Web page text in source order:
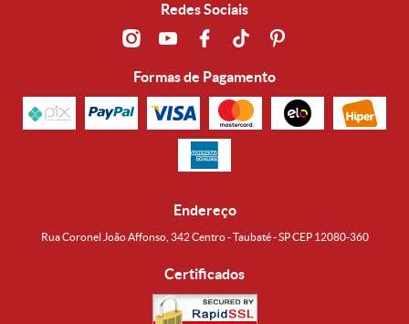
Redes Sociais
Formas de Pagamento
Endereço
Rua Coronel João Affonso, 342 Centro - Taubaté - SP CEP 12080-360
Certificados